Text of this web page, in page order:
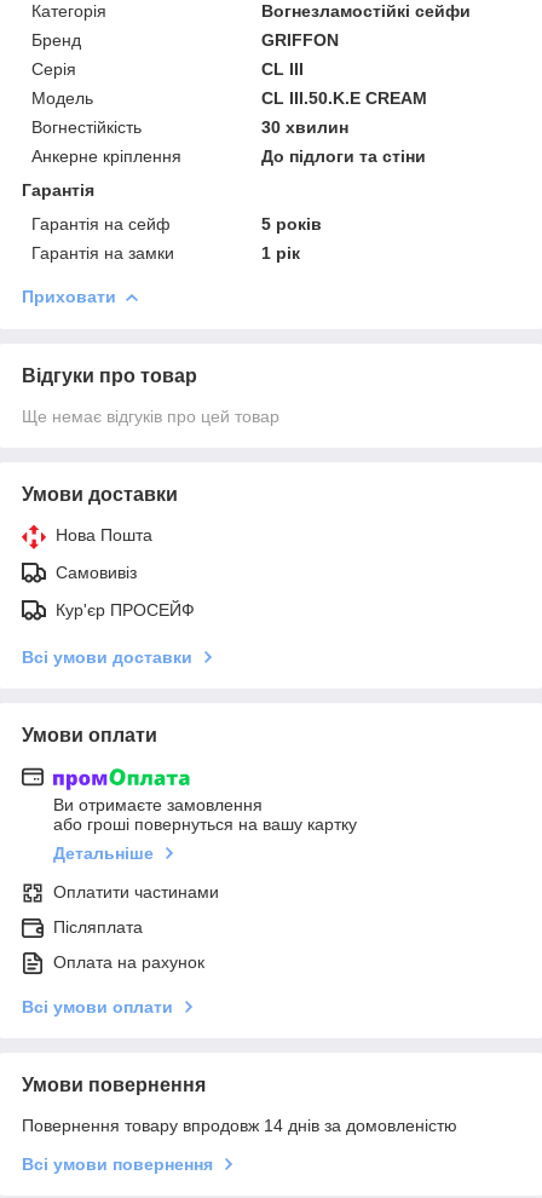
Категорія
Вогнезламостійкі сейфи
Бренд
GRIFFON
Серія
CL III
Модель
CL III.50.K.E CREAM
Вогнестійкість
30 хвилин
Анкерне кріплення
До підлоги та стіни
Гарантія
Гарантія на сейф
5 років
Гарантія на замки
1 рік
Приховати
Відгуки про товар
Ще немає відгуків про цей товар
Умови доставки
Нова Пошта
Самовивіз
Кур'єр ПРОСЕЙФ
Всі умови доставки
Умови оплати
Ви отримаєте замовлення
або гроші повернуться на вашу картку
Детальніше
Оплатити частинами
Післяплата
Оплата на рахунок
Всі умови оплати
Умови повернення
Повернення товару впродовж 14 днів за домовленістю
Всі умови повернення